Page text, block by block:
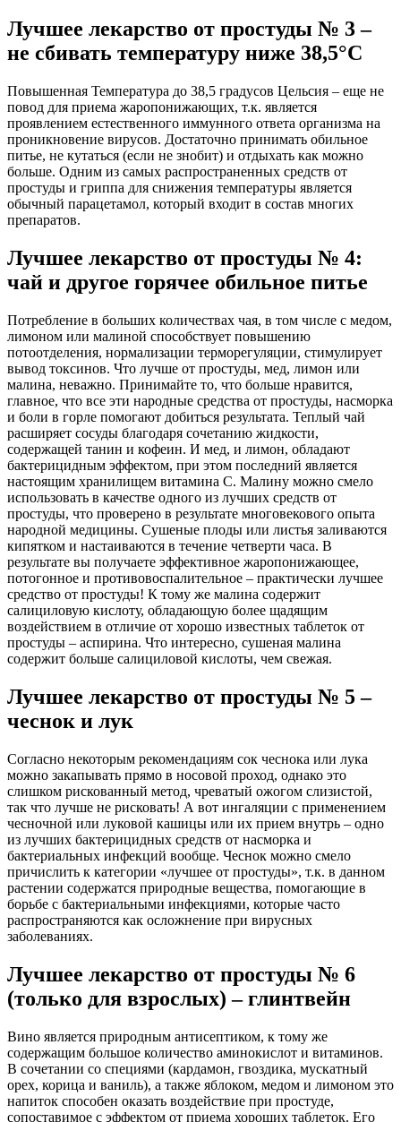
Лучшее лекарство от простуды № 3 –
не сбивать температуру ниже 38,5°С
Повышенная Температура до 38,5 градусов Цельсия – еще не
повод для приема жаропонижающих, т.к. является
проявлением естественного иммунного ответа организма на
проникновение вирусов. Достаточно принимать обильное
питье, не кутаться (если не знобит) и отдыхать как можно
больше. Одним из самых распространенных средств от
простуды и гриппа для снижения температуры является
обычный парацетамол, который входит в состав многих
препаратов.
Лучшее лекарство от простуды № 4:
чай и другое горячее обильное питье
Потребление в больших количествах чая, в том числе с медом,
лимоном или малиной способствует повышению
потоотделения, нормализации терморегуляции, стимулирует
вывод токсинов. Что лучше от простуды, мед, лимон или
малина, неважно. Принимайте то, что больше нравится,
главное, что все эти народные средства от простуды, насморка
и боли в горле помогают добиться результата. Теплый чай
расширяет сосуды благодаря сочетанию жидкости,
содержащей танин и кофеин. И мед, и лимон, обладают
бактерицидным эффектом, при этом последний является
настоящим хранилищем витамина С. Малину можно смело
использовать в качестве одного из лучших средств от
простуды, что проверено в результате многовекового опыта
народной медицины. Сушеные плоды или листья заливаются
кипятком и настаиваются в течение четверти часа. В
результате вы получаете эффективное жаропонижающее,
потогонное и противовоспалительное – практически лучшее
средство от простуды! К тому же малина содержит
салициловую кислоту, обладающую более щадящим
воздействием в отличие от хорошо известных таблеток от
простуды – аспирина. Что интересно, сушеная малина
содержит больше салициловой кислоты, чем свежая.
Лучшее лекарство от простуды № 5 –
чеснок и лук
Согласно некоторым рекомендациям сок чеснока или лука
можно закапывать прямо в носовой проход, однако это
слишком рискованный метод, чреватый ожогом слизистой,
так что лучше не рисковать! А вот ингаляции с применением
чесночной или луковой кашицы или их прием внутрь – одно
из лучших бактерицидных средств от насморка и
бактериальных инфекций вообще. Чеснок можно смело
причислить к категории «лучшее от простуды», т.к. в данном
растении содержатся природные вещества, помогающие в
борьбе с бактериальными инфекциями, которые часто
распространяются как осложнение при вирусных
заболеваниях.
Лучшее лекарство от простуды № 6
(только для взрослых) – глинтвейн
Вино является природным антисептиком, к тому же
содержащим большое количество аминокислот и витаминов.
В сочетании со специями (кардамон, гвоздика, мускатный
орех, корица и ваниль), а также яблоком, медом и лимоном это
напиток способен оказать воздействие при простуде,
сопоставимое с эффектом от приема хороших таблеток. Его